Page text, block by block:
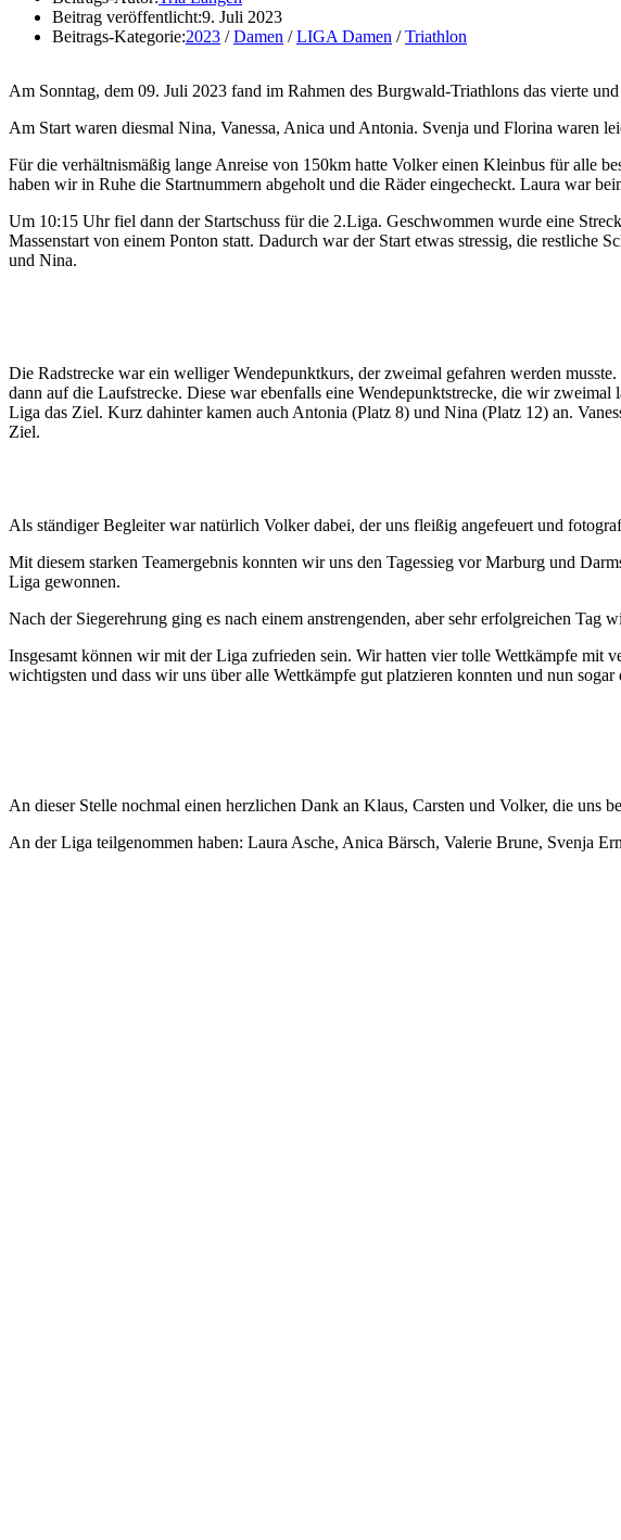
Beitrag veröffentlicht:9. Juli 2023
Beitrags-Kategorie:2023 / Damen / LIGA Damen / Triathlon
Am Sonntag, dem 09. Juli 2023 fand im Rahmen des Burgwald-Triathlons das vierte
Am Start waren diesmal Nina, Vanessa, Anica und Antonia. Svenja und Florina waren
Für die verhältnismäßig lange Anreise von 150km hatte Volker einen Kleinbus für alle
haben wir in Ruhe die Startnummern abgeholt und die Räder eingecheckt. Laura war
Um 10:15 Uhr fiel dann der Startschuss für die 2.Liga. Geschwommen wurde eine
Massenstart von einem Ponton statt. Dadurch war der Start etwas stressig, die restliche
und Nina.
Die Radstrecke war ein welliger Wendepunktkurs, der zweimal gefahren werden
dann auf die Laufstrecke. Diese war ebenfalls eine Wendepunktstrecke, die wir zweimal
Liga das Ziel. Kurz dahinter kamen auch Antonia (Platz 8) und Nina (Platz 12) an.
Ziel.
Als ständiger Begleiter war natürlich Volker dabei, der uns fleißig angefeuert und
Mit diesem starken Teamergebnis konnten wir uns den Tagessieg vor Marburg und
Liga gewonnen.
Nach der Siegerehrung ging es nach einem anstrengenden, aber sehr erfolgreichen Tag
Insgesamt können wir mit der Liga zufrieden sein. Wir hatten vier tolle Wettkämpfe mit
wichtigsten und dass wir uns über alle Wettkämpfe gut platzieren konnten und nun
An dieser Stelle nochmal einen herzlichen Dank an Klaus, Carsten und Volker, die uns
An der Liga teilgenommen haben: Laura Asche, Anica Bärsch, Valerie Brune, Svenja